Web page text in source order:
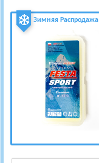
Зимняя Распродажа